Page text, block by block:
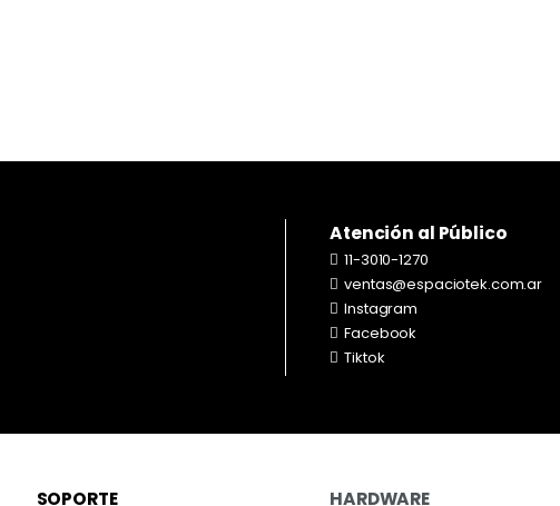
Atención al Público
11-3010-1270
ventas@espaciotek.com.ar
Instagram
Facebook
Tiktok
SOPORTE HARDWARE